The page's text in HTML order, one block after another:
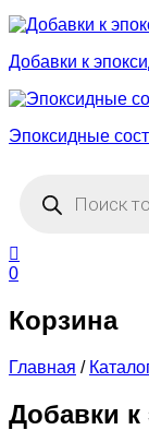
Добавки к
Эпоксидные
товаров
0
Корзина
Главная /
Добавки